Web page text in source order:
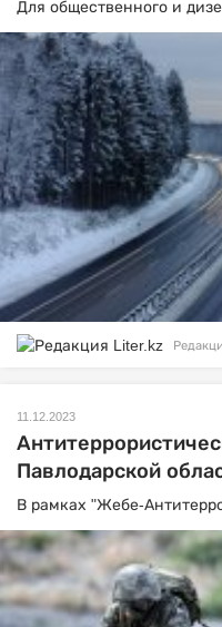
Для общественного и
11.12.2023
Павлодарской
В рамках "Жебе-